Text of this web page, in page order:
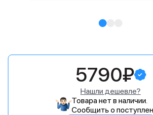
5790₽
Нашли дешевле?
Товара нет в наличии.
Сообщить о